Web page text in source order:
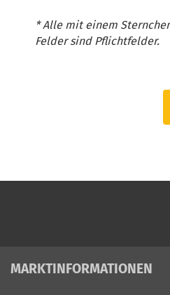
* Alle mit einem
Felder sind Pflichtfelder.
MARKTINFORMATIONEN